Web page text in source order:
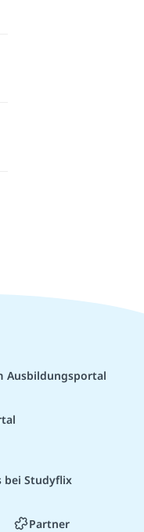
Ausbildungsportal
bei Studyflix
Partner